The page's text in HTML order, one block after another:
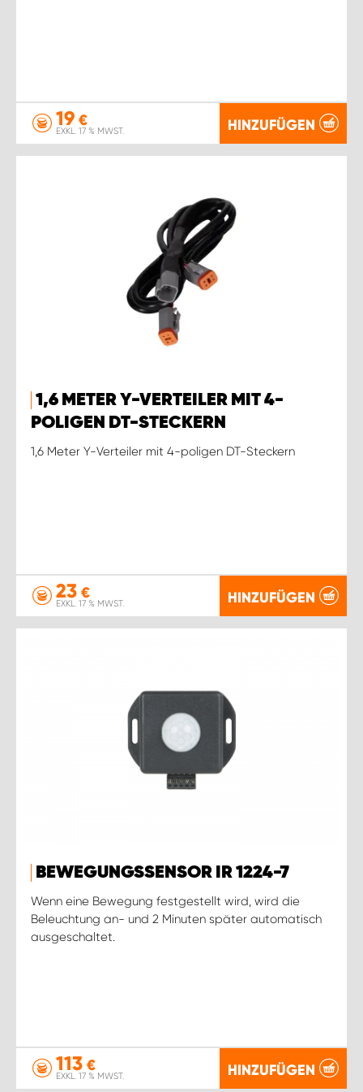
19 €
EXKL. 17 % MWST. HINZUFÜGEN
1,6 METER Y-VERTEILER MIT 4-
POLIGEN DT-STECKERN
1,6 Meter Y-Verteiler mit 4-poligen DT-Steckern
23 €
EXKL. 17 % MWST. HINZUFÜGEN
BEWEGUNGSSENSOR IR 1224-7
Wenn eine Bewegung festgestellt wird, wird die
Beleuchtung an- und 2 Minuten später automatisch
ausgeschaltet.
113 €
EXKL. 17 % MWST. HINZUFÜGEN